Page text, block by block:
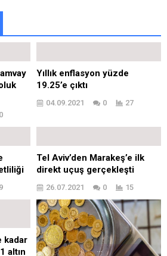
Yıllık enflasyon yüzde
19.25’e çıktı
04.09.2021 0 27
Tel Aviv’den Marakeş’e ilk
direkt uçuş gerçekleşti
26.07.2021 0 15
kadar
altın